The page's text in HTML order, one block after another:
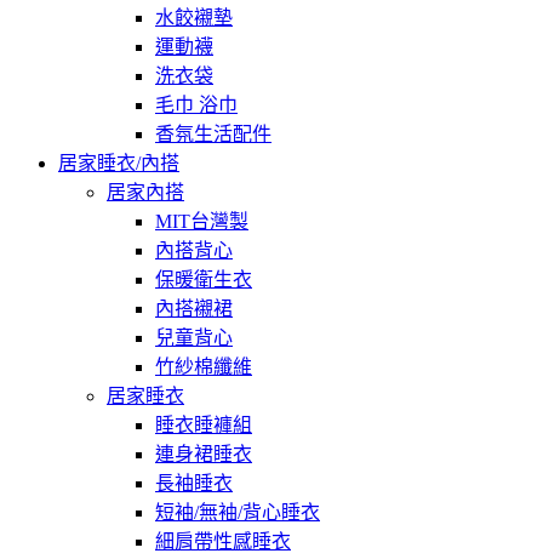
水餃襯墊
運動襪
洗衣袋
毛巾 浴巾
香氛生活配件
居家睡衣/內搭
居家內搭
MIT台灣製
內搭背心
保暖衛生衣
內搭襯裙
兒童背心
竹紗棉纖維
居家睡衣
睡衣睡褲組
連身裙睡衣
長袖睡衣
短袖/無袖/背心睡衣
細肩帶性感睡衣